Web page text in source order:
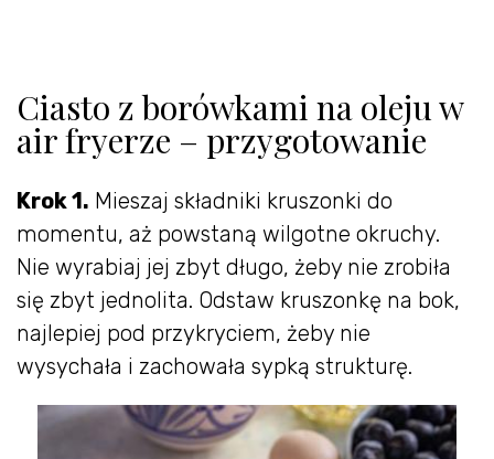
Ciasto z borówkami na oleju w
air fryerze – przygotowanie
Krok 1. Mieszaj składniki kruszonki do
momentu, aż powstaną wilgotne okruchy.
Nie wyrabiaj jej zbyt długo, żeby nie zrobiła
się zbyt jednolita. Odstaw kruszonkę na bok,
najlepiej pod przykryciem, żeby nie
wysychała i zachowała sypką strukturę.